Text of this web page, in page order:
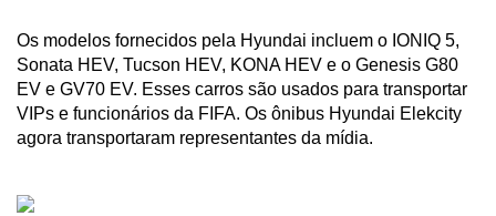
Os modelos fornecidos pela Hyundai incluem o IONIQ 5,
Sonata HEV, Tucson HEV, KONA HEV e o Genesis G80
EV e GV70 EV. Esses carros são usados ​​para transportar
VIPs e funcionários da FIFA. Os ônibus Hyundai Elekcity
agora transportaram representantes da mídia.